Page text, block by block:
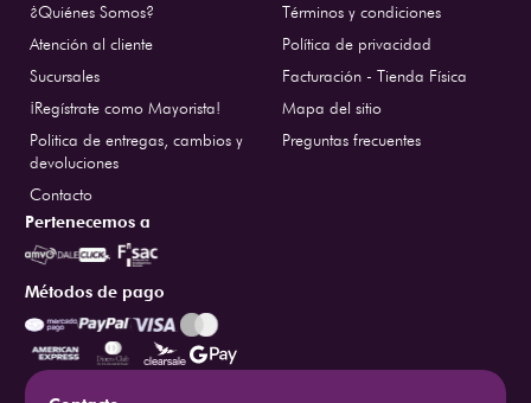
¿Quiénes Somos?
Atención al cliente
Sucursales
¡Regístrate como Mayorista!
Politica de entregas, cambios y
devoluciones
Contacto
Términos y condiciones
Política de privacidad
Facturación - Tienda Física
Mapa del sitio
Preguntas frecuentes
Pertenecemos a
Métodos de pago